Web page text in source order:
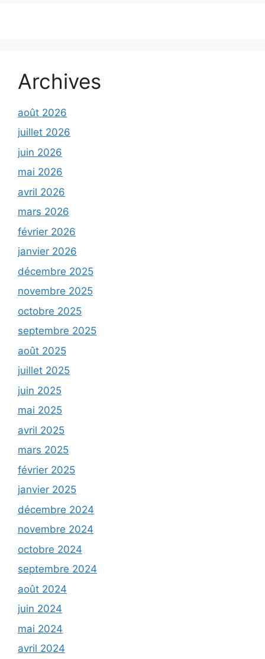
Archives
août 2026
juillet 2026
juin 2026
mai 2026
avril 2026
mars 2026
février 2026
janvier 2026
décembre 2025
novembre 2025
octobre 2025
septembre 2025
août 2025
juillet 2025
juin 2025
mai 2025
avril 2025
mars 2025
février 2025
janvier 2025
décembre 2024
novembre 2024
octobre 2024
septembre 2024
août 2024
juin 2024
mai 2024
avril 2024